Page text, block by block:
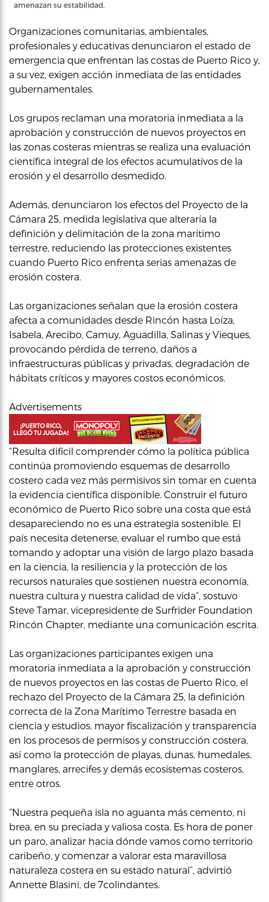
amenazan su estabilidad.
Organizaciones comunitarias, ambientales,
profesionales y educativas denunciaron el estado de
emergencia que enfrentan las costas de Puerto Rico y,
a su vez, exigen acción inmediata de las entidades
gubernamentales.
Los grupos reclaman una moratoria inmediata a la
aprobación y construcción de nuevos proyectos en
las zonas costeras mientras se realiza una evaluación
científica integral de los efectos acumulativos de la
erosión y el desarrollo desmedido.
Además, denunciaron los efectos del Proyecto de la
Cámara 25, medida legislativa que alteraría la
definición y delimitación de la zona marítimo
terrestre, reduciendo las protecciones existentes
cuando Puerto Rico enfrenta serias amenazas de
erosión costera.
Las organizaciones señalan que la erosión costera
afecta a comunidades desde Rincón hasta Loíza,
Isabela, Arecibo, Camuy, Aguadilla, Salinas y Vieques,
provocando pérdida de terreno, daños a
infraestructuras públicas y privadas, degradación de
hábitats críticos y mayores costos económicos.
Advertisements
“Resulta difícil comprender cómo la política pública
continúa promoviendo esquemas de desarrollo
costero cada vez más permisivos sin tomar en cuenta
la evidencia científica disponible. Construir el futuro
económico de Puerto Rico sobre una costa que está
desapareciendo no es una estrategia sostenible. El
país necesita detenerse, evaluar el rumbo que está
tomando y adoptar una visión de largo plazo basada
en la ciencia, la resiliencia y la protección de los
recursos naturales que sostienen nuestra economía,
nuestra cultura y nuestra calidad de vida”, sostuvo
Steve Tamar, vicepresidente de Surfrider Foundation
Rincón Chapter, mediante una comunicación escrita.
Las organizaciones participantes exigen una
moratoria inmediata a la aprobación y construcción
de nuevos proyectos en las costas de Puerto Rico, el
rechazo del Proyecto de la Cámara 25, la definición
correcta de la Zona Marítimo Terrestre basada en
ciencia y estudios, mayor fiscalización y transparencia
en los procesos de permisos y construcción costera,
así como la protección de playas, dunas, humedales,
manglares, arrecifes y demás ecosistemas costeros,
entre otros.
“Nuestra pequeña isla no aguanta más cemento, ni
brea, en su preciada y valiosa costa. Es hora de poner
un paro, analizar hacia dónde vamos como territorio
caribeño, y comenzar a valorar esta maravillosa
naturaleza costera en su estado natural”, advirtió
Annette Blasini, de 7colindantes.